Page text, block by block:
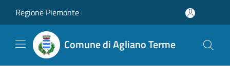
Regione Piemonte
Comune di Agliano Terme